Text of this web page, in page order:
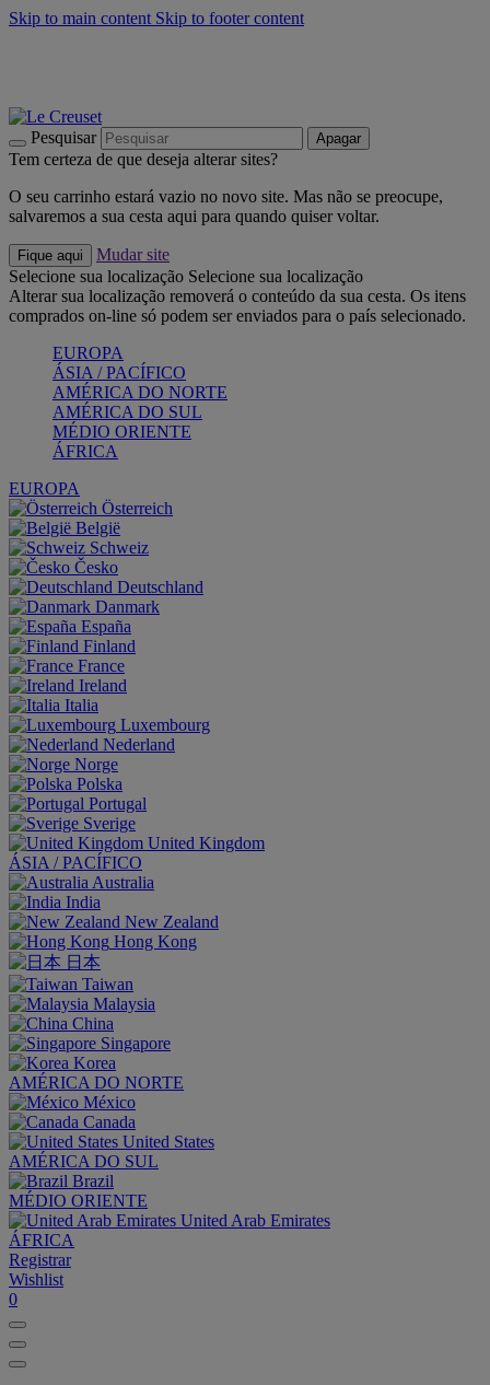
Skip to main content Skip to footer content
Pesquisar Apagar
Tem certeza de que deseja alterar sites?
O seu carrinho estará vazio no novo site. Mas não se preocupe,
salvaremos a sua cesta aqui para quando quiser voltar.
Fique aqui
Mudar site
Selecione sua localização Selecione sua localização
Alterar sua localização removerá o conteúdo da sua cesta. Os itens
comprados on-line só podem ser enviados para o país selecionado.
EUROPA
ÁSIA / PACÍFICO
AMÉRICA DO NORTE
AMÉRICA DO SUL
MÉDIO ORIENTE
ÁFRICA
EUROPA
Österreich
België
Schweiz
Česko
Deutschland
Danmark
España
Finland
France
Ireland
Italia
Luxembourg
Nederland
Norge
Polska
Portugal
Sverige
United Kingdom
ÁSIA / PACÍFICO
Australia
India
New Zealand
Hong Kong
日本
Taiwan
Malaysia
China
Singapore
Korea
AMÉRICA DO NORTE
México
Canada
United States
AMÉRICA DO SUL
Brazil
MÉDIO ORIENTE
United Arab Emirates
ÁFRICA
Registrar
Wishlist
0